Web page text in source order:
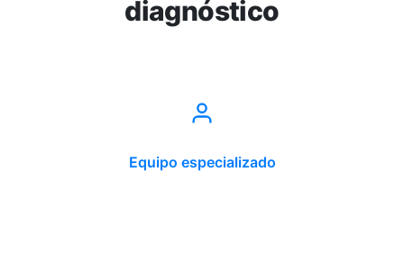
diagnóstico
Equipo especializado